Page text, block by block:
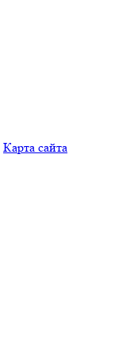
Карта сайта